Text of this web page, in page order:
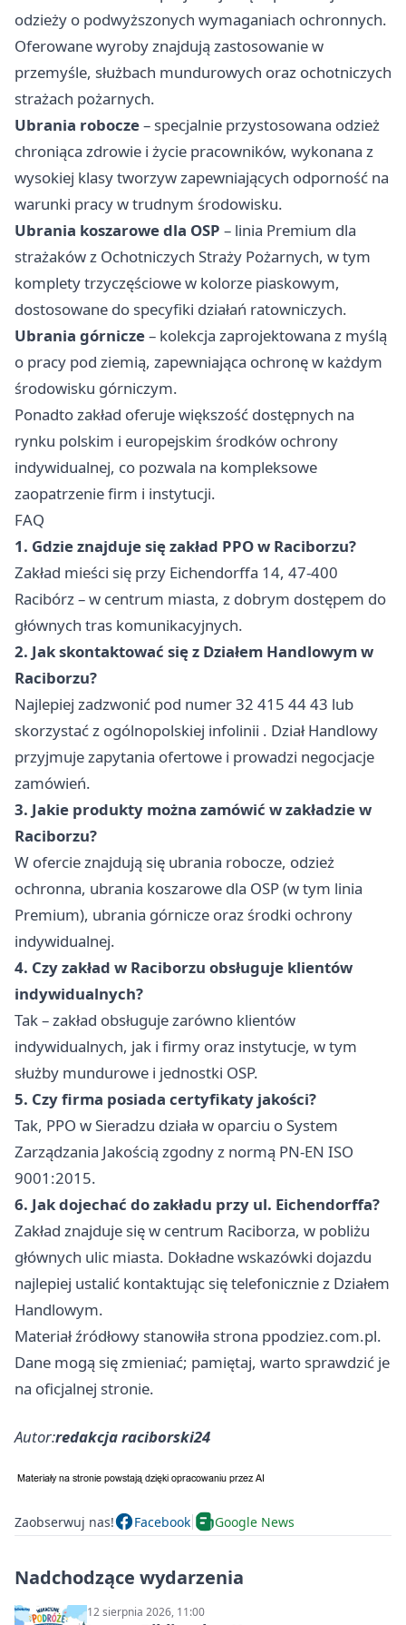
odzieży o podwyższonych wymaganiach ochronnych.
Oferowane wyroby znajdują zastosowanie w
przemyśle, służbach mundurowych oraz ochotniczych
strażach pożarnych.
Ubrania robocze– specjalnie przystosowana odzież
chroniąca zdrowie i życie pracowników, wykonana z
wysokiej klasy tworzyw zapewniających odporność na
warunki pracy w trudnym środowisku.
Ubrania koszarowe dla OSP – linia Premium dla
strażaków z Ochotniczych Straży Pożarnych, w tym
komplety trzyczęściowe w kolorze piaskowym,
dostosowane do specyfiki działań ratowniczych.
Ubrania górnicze– kolekcja zaprojektowana z myślą
o pracy pod ziemią, zapewniająca ochronę w każdym
środowisku górniczym.
Ponadto zakład oferuje większość dostępnych na
rynku polskim i europejskim środków ochrony
indywidualnej, co pozwala na kompleksowe
zaopatrzenie firm i instytucji.
FAQ
1. Gdzie znajduje się zakład PPO w Raciborzu?
Zakład mieści się przy Eichendorffa 14, 47-400
Racibórz – w centrum miasta, z dobrym dostępem do
głównych tras komunikacyjnych.
2. Jak skontaktować się z Działem Handlowym w
Raciborzu?
Najlepiej zadzwonić pod numer 32 415 44 43 lub
skorzystać z ogólnopolskiej infolinii . Dział Handlowy
przyjmuje zapytania ofertowe i prowadzi negocjacje
zamówień.
3. Jakie produkty można zamówić w zakładzie w
Raciborzu?
W ofercie znajdują się ubrania robocze, odzież
ochronna, ubrania koszarowe dla OSP (w tym linia
Premium), ubrania górnicze oraz środki ochrony
indywidualnej.
4. Czy zakład w Raciborzu obsługuje klientów
indywidualnych?
Tak – zakład obsługuje zarówno klientów
indywidualnych, jak i firmy oraz instytucje, w tym
służby mundurowe i jednostki OSP.
5. Czy firma posiada certyfikaty jakości?
Tak, PPO w Sieradzu działa w oparciu o System
Zarządzania Jakością zgodny z normą PN-EN ISO
9001:2015.
6. Jak dojechać do zakładu przy ul. Eichendorffa?
Zakład znajduje się w centrum Raciborza, w pobliżu
głównych ulic miasta. Dokładne wskazówki dojazdu
najlepiej ustalić kontaktując się telefonicznie z Działem
Handlowym.
Materiał źródłowy stanowiła strona ppodziez.com.pl.
Dane mogą się zmieniać; pamiętaj, warto sprawdzić je
na oficjalnej stronie.
Autor:redakcja raciborski24
Zaobserwuj nas! Facebook Google News
Nadchodzące wydarzenia
12 sierpnia 2026, 11:00